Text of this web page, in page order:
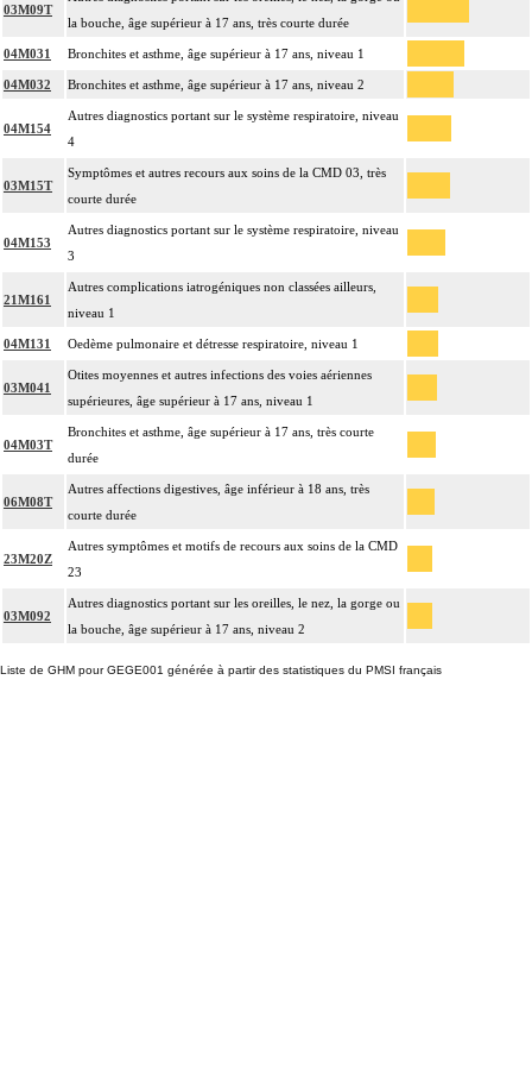
03M09T
la bouche, âge supérieur à 17 ans, très courte durée
04M031 Bronchites et asthme, âge supérieur à 17 ans, niveau 1
04M032 Bronchites et asthme, âge supérieur à 17 ans, niveau 2
04M154
Autres diagnostics portant sur le système respiratoire, niveau
4
03M15T
Symptômes et autres recours aux soins de la CMD 03, très
courte durée
04M153
Autres diagnostics portant sur le système respiratoire, niveau
3
21M161
Autres complications iatrogéniques non classées ailleurs,
niveau 1
04M131 Oedème pulmonaire et détresse respiratoire, niveau 1
03M041
Otites moyennes et autres infections des voies aériennes
supérieures, âge supérieur à 17 ans, niveau 1
04M03T
Bronchites et asthme, âge supérieur à 17 ans, très courte
durée
06M08T
Autres affections digestives, âge inférieur à 18 ans, très
courte durée
23M20Z
Autres symptômes et motifs de recours aux soins de la CMD
23
03M092
Autres diagnostics portant sur les oreilles, le nez, la gorge ou
la bouche, âge supérieur à 17 ans, niveau 2
Liste de GHM pour GEGE001 générée à partir des statistiques du PMSI français